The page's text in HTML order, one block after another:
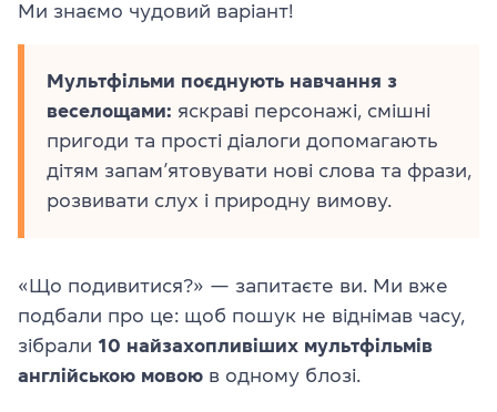
Ми знаємо чудовий варіант!
Мультфільми поєднують навчання з
веселощами: яскраві персонажі, смішні
пригоди та прості діалоги допомагають
дітям запам’ятовувати нові слова та фрази,
розвивати слух і природну вимову.
«Що подивитися?» — запитаєте ви. Ми вже
подбали про це: щоб пошук не віднімав часу,
зібрали 10 найзахопливіших мультфільмів
англійською мовою в одному блозі.